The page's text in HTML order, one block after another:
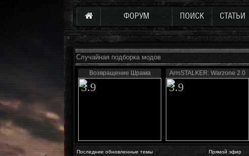
ФОРУМ ПОИСК СТАТЬИ
Случайная подборка модов
Возвращение Шрама
3.9
ArmSTALKER: Warzone 2.0
3.9
Последние обновленные темы Прямой эфир